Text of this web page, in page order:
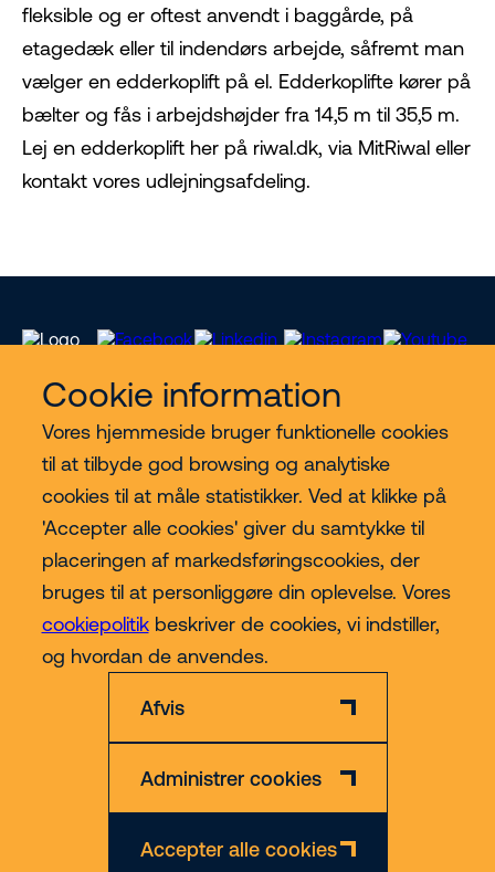
Cookie information
Vores hjemmeside bruger funktionelle cookies
til at tilbyde god browsing og analytiske
cookies til at måle statistikker. Ved at klikke på
'Accepter alle cookies' giver du samtykke til
placeringen af markedsføringscookies, der
bruges til at personliggøre din oplevelse. Vores
cookiepolitikbeskriver de cookies, vi indstiller,
og hvordan de anvendes.
Afvis
Administrer cookies
Accepter alle cookies
fleksible og er oftest anvendt i baggårde, på
etagedæk eller til indendørs arbejde, såfremt man
vælger en edderkoplift på el. Edderkoplifte kører på
bælter og fås i arbejdshøjder fra 14,5 m til 35,5 m.
Lej en edderkoplift her på riwal.dk, via MitRiwal eller
kontakt vores udlejningsafdeling.
Vores services
Lift kategorier
Contact
Mere
© 2026 Riwal - All rights reserved